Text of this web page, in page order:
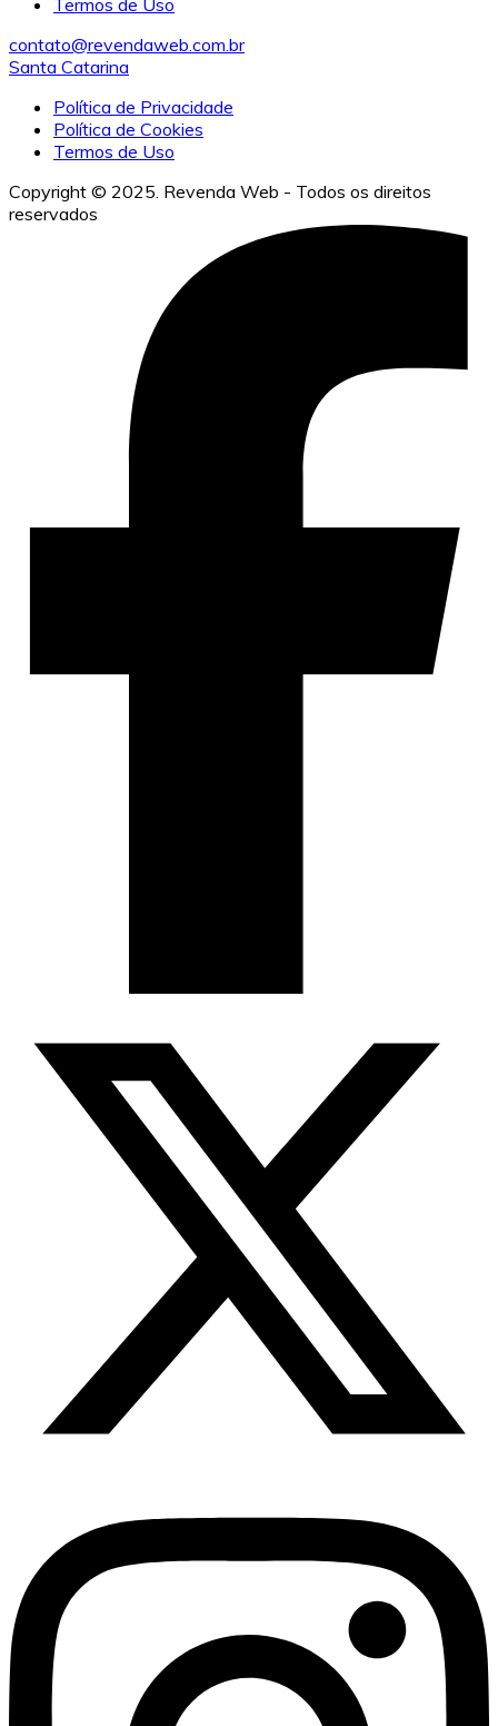
Termos de Uso
contato@revendaweb.com.br
Santa Catarina
Política de Privacidade
Política de Cookies
Termos de Uso
Copyright © 2025. Revenda Web - Todos os direitos
reservados